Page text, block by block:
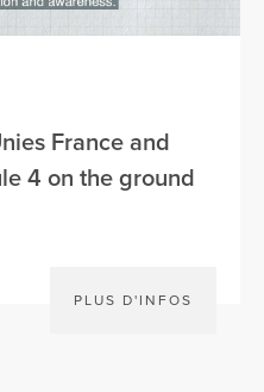
France and
4 on the ground
PLUS D'INFOS